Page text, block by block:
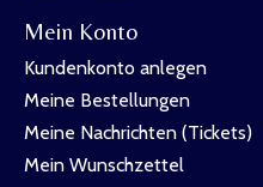
Mein Konto
Kundenkonto anlegen
Meine Bestellungen
Meine Nachrichten (Tickets)
Mein Wunschzettel